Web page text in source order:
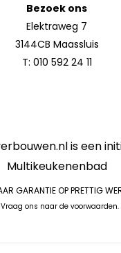
Bezoek ons
Elektraweg 7
3144CB Maassluis
T: 010 592 24 11
is een
Multikeukenenbad
GARANTIE OP PRETTIG
Vraag ons naar de voorwaarden.